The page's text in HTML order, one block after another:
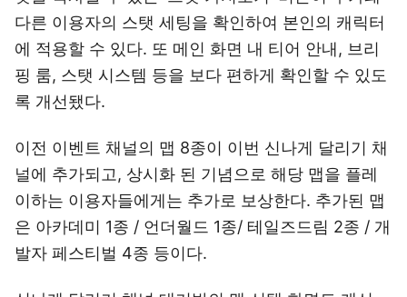
다른 이용자의 스탯 세팅을 확인하여 본인의 캐릭터
에 적용할 수 있다. 또 메인 화면 내 티어 안내, 브리
핑 룸, 스탯 시스템 등을 보다 편하게 확인할 수 있도
록 개선됐다.
이전 이벤트 채널의 맵 8종이 이번 신나게 달리기 채
널에 추가되고, 상시화 된 기념으로 해당 맵을 플레
이하는 이용자들에게는 추가로 보상한다. 추가된 맵
은 아카데미 1종 / 언더월드 1종/ 테일즈드림 2종 / 개
발자 페스티벌 4종 등이다.